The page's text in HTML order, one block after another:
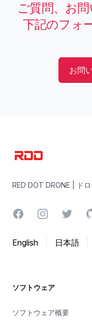
ご質問、お
下記のフォ
お問
RED DOT DRONE | ド
FacebookInstagramTwitter
English 日本語
ソフトウェア
ソフトウェア概要